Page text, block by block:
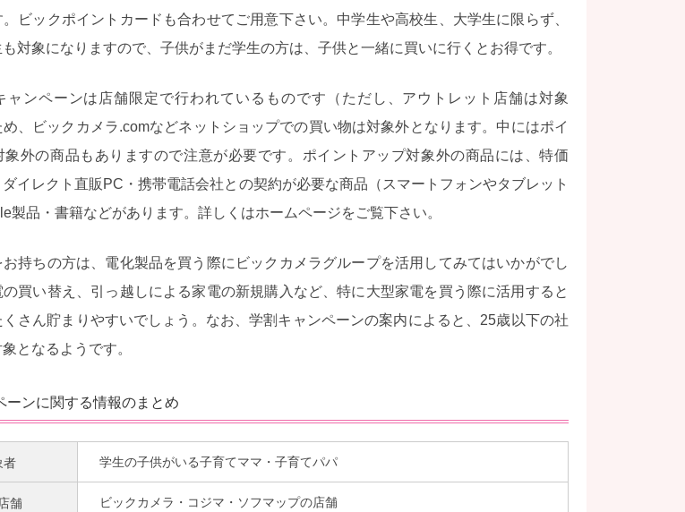
ビックポイントカードも合わせてご用意下さい。中学生や高校生、大学生に限らず、
対象になりますので、子供がまだ学生の方は、子供と一緒に買いに行くとお得です。
ャンペーンは店舗限定で行われているものです（ただし、アウトレット店舗は対象
、ビックカメラ.comなどネットショップでの買い物は対象外となります。中にはポイ
象外の商品もありますので注意が必要です。ポイントアップ対象外の商品には、特価
イレクト直販PC・携帯電話会社との契約が必要な商品（スマートフォンやタブレット
製品・書籍などがあります。詳しくはホームページをご覧下さい。
持ちの方は、電化製品を買う際にビックカメラグループを活用してみてはいかがでし
の買い替え、引っ越しによる家電の新規購入など、特に大型家電を買う際に活用すると
さん貯まりやすいでしょう。なお、学割キャンペーンの案内によると、25歳以下の社
となるようです。
ーンに関する情報のまとめ
者 学生の子供がいる子育てママ・子育てパパ
舗 ビックカメラ・コジマ・ソフマップの店舗